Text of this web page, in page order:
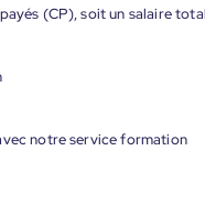
(CP), soit un salaire
notre service formation